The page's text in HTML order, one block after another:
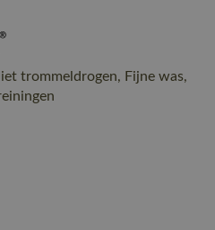
trommeldrogen, Fijne was,